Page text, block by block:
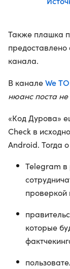
Также плашка
канала.
В каналеWe
нюанс поста
«Код Дурова»
Check в
Android. Тогда
Telegram в
которые